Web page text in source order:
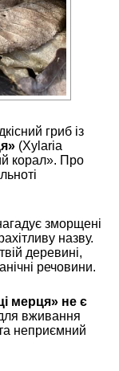
гриб із
(Xylaria
корал». Про
зморщені
назву.
деревині,
речовини.
мерця» не є
вживання
неприємний